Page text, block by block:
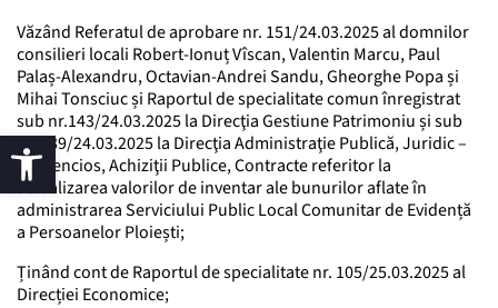
Văzând Referatul de aprobare nr. 151/24.03.2025 al domnilor
consilieri locali Robert-Ionuț Vîscan, Valentin Marcu, Paul
Palaș-Alexandru, Octavian-Andrei Sandu, Gheorghe Popa și
Mihai Tonsciuc și Raportul de specialitate comun înregistrat
sub nr.143/24.03.2025 la Direcţia Gestiune Patrimoniu și sub
nr. 139/24.03.2025 la Direcţia Administraţie Publică, Juridic –
Contencios, Achiziţii Publice, Contracte referitor la
actualizarea valorilor de inventar ale bunurilor aflate în
administrarea Serviciului Public Local Comunitar de Evidență
a Persoanelor Ploiești;
Ținând cont de Raportul de specialitate nr. 105/25.03.2025 al
Direcției Economice;